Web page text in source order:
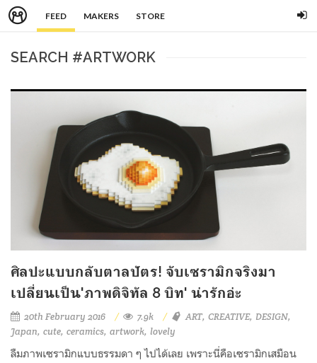
FEED MAKERS STORE
SEARCH #ARTWORK
ศิลปะแบบกลับตาลปัตร! จับเซรามิกจริงมา
เปลี่ยนเป็น'ภาพดิจิทัล 8 บิท' น่ารักอ่ะ
20th February 2016 7.9k ART CREATIVE DESIGN
Japan cute ceramics artwork lovely
ลืมภาพเซรามิกแบบธรรมดา ๆ ไปได้เลย เพราะนี่คือเซรามิกเสมือน